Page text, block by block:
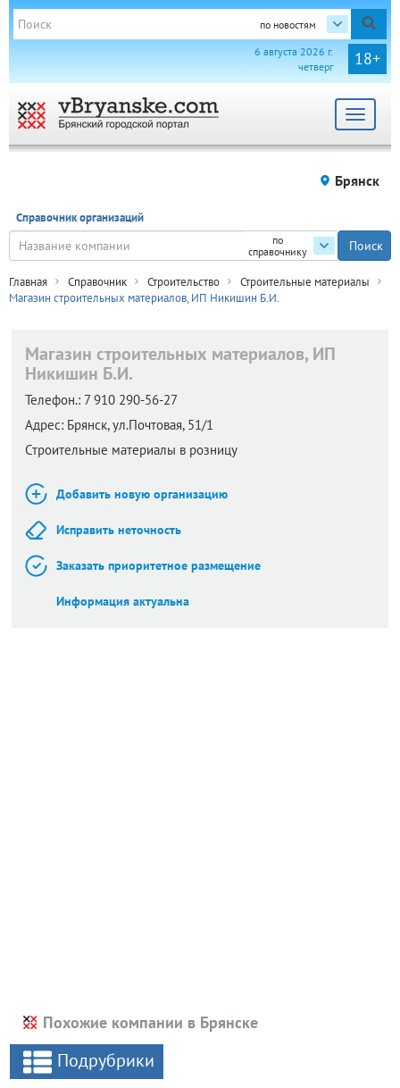
по новостям
18+
6 августа 2026 г.
четверг
Toggle
Брянск
Справочник организаций
по
справочнику
Главная Справочник Строительство
Строительные материалы
Магазин строительных материалов, ИП Никишин Б.И.
Магазин строительных материалов, ИП
Никишин Б.И.
Телефон.: 7 910 290-56-27
Адрес: Брянск,ул.Почтовая, 51/1
Строительные материалы в розницу
Добавить новую организацию
Исправить неточность
Заказать приоритетное размещение
Информация актуальна
Похожие компании в Брянске
Подрубрики